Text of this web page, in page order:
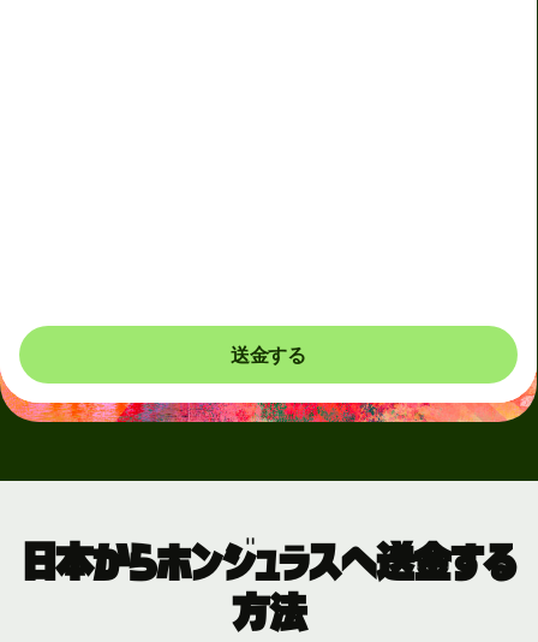
送金する
日本からホンジュラスへ送金する
方法